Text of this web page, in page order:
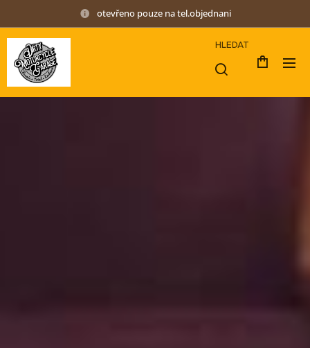
otevřeno pouze na tel.objednani
HLEDAT